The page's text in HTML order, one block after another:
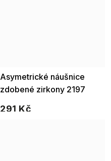
Asymetrické náušnice
zdobené zirkony 2197
291 Kč